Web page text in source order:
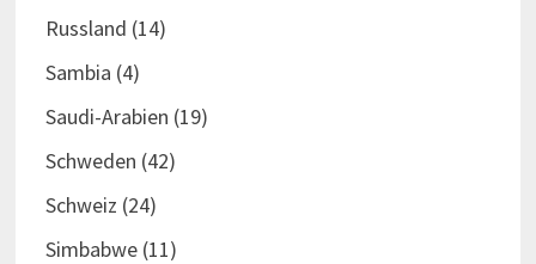
Russland (14)
Sambia (4)
Saudi-Arabien (19)
Schweden (42)
Schweiz (24)
Simbabwe(11)